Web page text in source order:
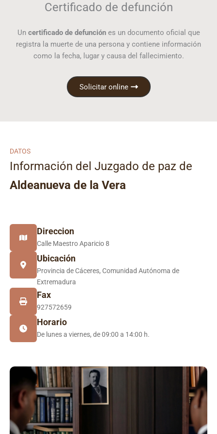
Certificado de defunción
Un certificado de defunciónes un documento oficial que
registra la muerte de una persona y contiene información
como la fecha, lugar y causa del fallecimiento.
Solicitar online
DATOS
Información del Juzgado de paz de
Aldeanueva de la Vera
Direccion
Calle Maestro Aparicio 8
Ubicación
Provincia de Cáceres, Comunidad Autónoma de
Extremadura
Fax
927572659
Horario
De lunes a viernes, de 09:00 a 14:00 h.